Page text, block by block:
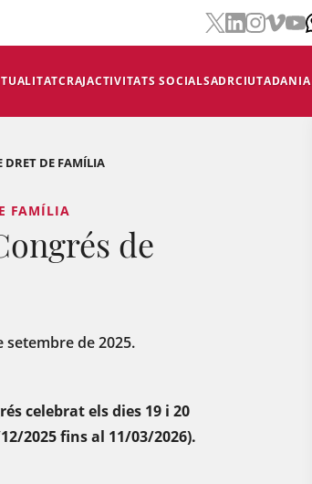
CRAJACTIVITATS SOCIALSADRCIUTADANIA
DRET DE FAMÍLIA
FAMÍLIA
de
setembre de 2025.
celebrat els dies 19 i 20
2025 fins al 11/03/2026).